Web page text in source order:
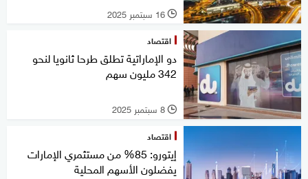
l 16 سبتمبر 2025
اقتصاد
دو الإماراتية تطلق طرحا ثانويا لنحو
342 مليون سهم
l 8 سبتمبر 2025
اقتصاد
إيتورو: 85% من مستثمري الإمارات
يفضلون الأسهم المحلية